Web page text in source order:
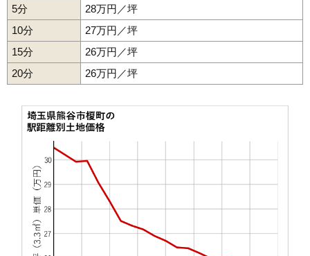
45 妻沼中央
46 原島
47 今井
48 新島 8.7万円 809万円 3.1%
49 船木台 8.1万円 782万円 4.1%
50 御稜威ケ原 7.9万円 4,793万円 6.0%
51 弥藤吾
妻沼西
大麻生 7.0万円 690万円
万吉 6.9万円 671万円
6.7万円
5分
28万円／坪
10分
27万円／坪
15分
26万円／坪
20分
26万円／坪